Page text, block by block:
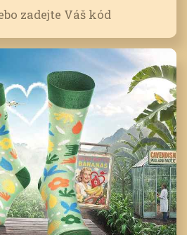
zadejte Váš kód